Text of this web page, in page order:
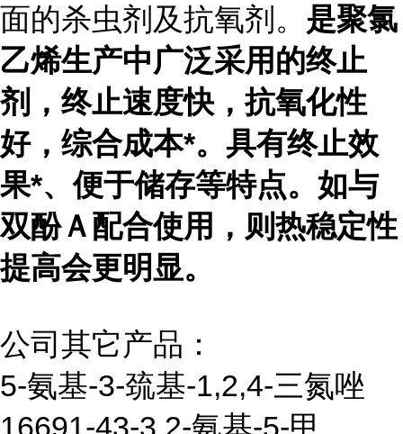
面的杀虫剂及抗氧剂。 是聚氯
乙烯生产中广泛采用的终止
剂，终止速度快，抗氧化性
好，综合成本*。具有终止效
果*、便于储存等特点。如与
双酚Ａ配合使用，则热稳定性
提高会更明显。
公司其它产品：
5-氨基-3-巯基-1,2,4-三氮唑
16691-43-3 2-氨基-5-甲